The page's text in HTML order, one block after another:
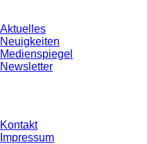
Aktuelles
Neuigkeiten
Medienspiegel
Newsletter
Kontakt
Impressum